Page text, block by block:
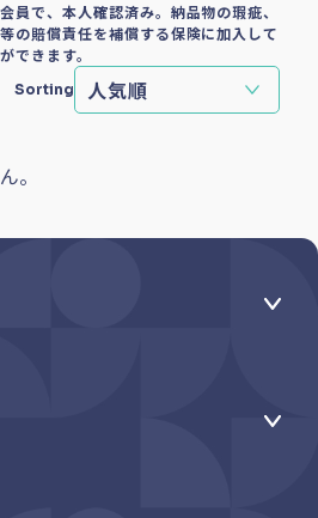
員で、本人確認済み。納品物の瑕疵、
の賠償責任を補償する保険に加入して
できます。
Sorting
。